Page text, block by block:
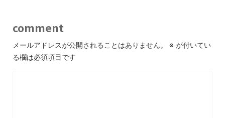
comment
メールアドレスが公開されることはありません。 ※ が付いてい
る欄は必須項目です